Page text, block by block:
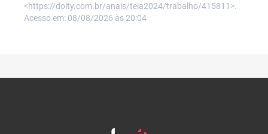
<https://doity.com.br/anais/teia2024/trabalho/415811>.
Acesso em: 08/08/2026 às 20:04